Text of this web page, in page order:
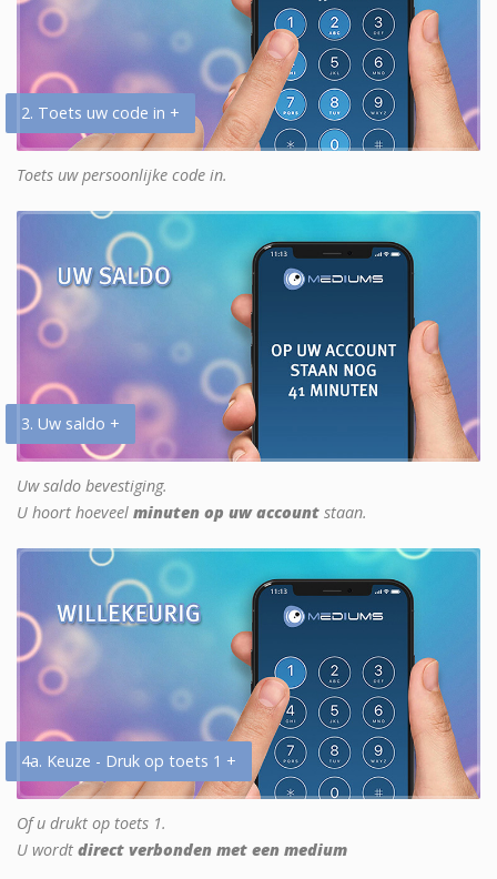
2. Toets uw code in +
Toets uw persoonlijke code in.
3. Uw saldo +
Uw saldo bevestiging.
U hoort hoeveel minuten op uw account staan.
4a. Keuze - Druk op toets 1 +
Of u drukt op toets 1.
U wordt direct verbonden met een medium